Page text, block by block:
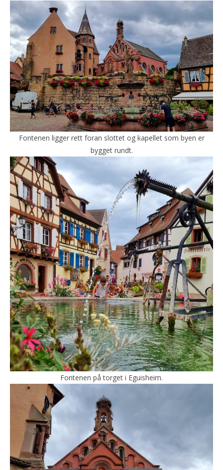
Fontenen ligger rett foran slottet og kapellet som byen er
bygget rundt.
Fontenen på torget i Eguisheim.